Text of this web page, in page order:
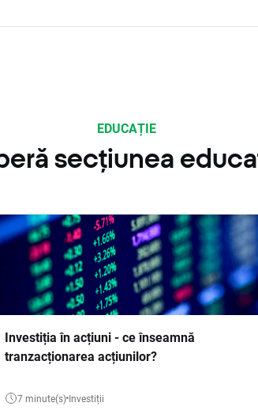
EDUCAȚIE
secțiunea
Investiția în acțiuni - ce înseamnă
tranzacționarea acțiunilor?
7 minute(s) Investiții